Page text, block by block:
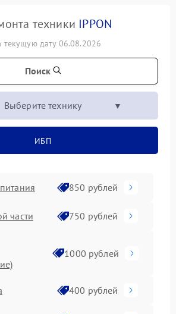
техники IPPON
текущую дату 06.08.2026
Поиск
Выберите технику
ИБП
850 рублей
части 750 рублей
1000 рублей
400 рублей